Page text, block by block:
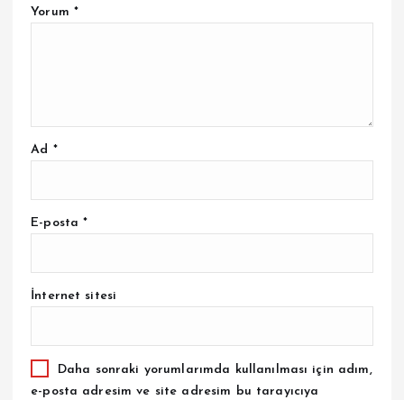
Yorum *
Ad *
E-posta*
İnternet sitesi
Daha sonraki yorumlarımda kullanılması için adım,
e-posta adresim ve site adresim bu tarayıcıya